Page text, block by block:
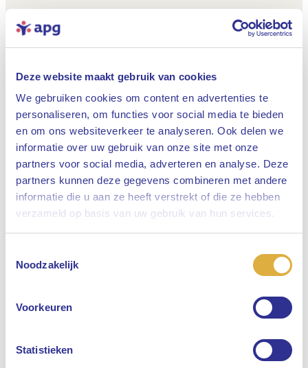
Deze website maakt gebruik van cookies
We gebruiken cookies om content en advertenties te
personaliseren, om functies voor social media te bieden
en om ons websiteverkeer te analyseren. Ook delen we
informatie over uw gebruik van onze site met onze
partners voor social media, adverteren en analyse. Deze
partners kunnen deze gegevens combineren met andere
informatie die u aan ze heeft verstrekt of die ze hebben
verzameld op basis van uw gebruik van hun services.
Noodzakelijk
Voorkeuren
Statistieken
Sluiten